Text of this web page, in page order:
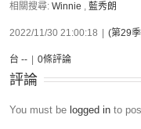
相關搜尋: Winnie , 藍秀朗
2022/11/30 21:00:18 (第29
台 -- 0條評論
評論
You must be logged in to